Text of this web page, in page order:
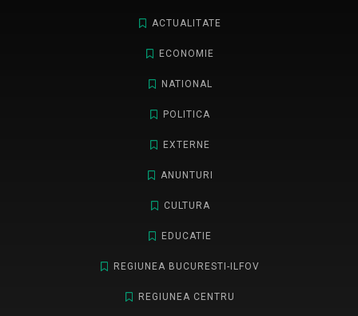
ACTUALITATE
ECONOMIE
NATIONAL
POLITICA
EXTERNE
ANUNTURI
CULTURA
EDUCATIE
REGIUNEA BUCURESTI-ILFOV
REGIUNEA CENTRU